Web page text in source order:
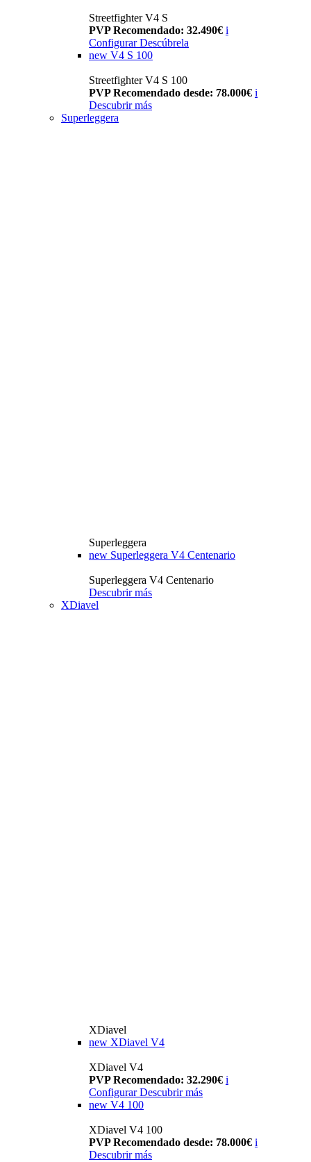
Streetfighter V4 S
PVP Recomendado: 32.490€ i
Configurar Descúbrela
new V4 S 100
Streetfighter V4 S 100
PVP Recomendado desde: 78.000€ i
Descubrir más
Superleggera
Superleggera
new Superleggera V4 Centenario
Superleggera V4 Centenario
Descubrir más
XDiavel
XDiavel
new XDiavel V4
XDiavel V4
PVP Recomendado: 32.290€ i
Configurar Descubrir más
new V4 100
XDiavel V4 100
PVP Recomendado desde: 78.000€ i
Descubrir más